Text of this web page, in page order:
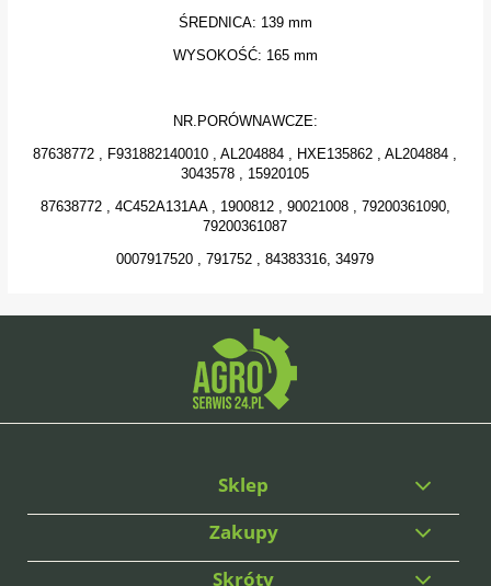
ŚREDNICA: 139 mm
WYSOKOŚĆ: 165 mm
NR.PORÓWNAWCZE:
87638772 , F931882140010 , AL204884 , HXE135862 , AL204884 ,
3043578 , 15920105
87638772 , 4C452A131AA , 1900812 , 90021008 , 79200361090,
79200361087
0007917520 , 791752 , 84383316, 34979
Sklep
Zakupy
Skróty